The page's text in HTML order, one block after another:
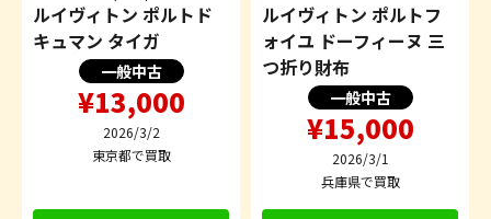
ルイヴィトン ポルトド
キュマン タイガ
一般中古
¥13,000
2026/3/2
東京都で買取
ルイヴィトン ポルトフ
ォイユ ドーフィーヌ 三
つ折り財布
一般中古
¥15,000
2026/3/1
兵庫県で買取